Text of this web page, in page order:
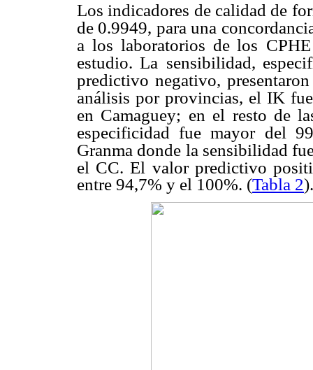
Los indicadores de calidad de
de 0.9949, para una
a los laboratorios de los
estudio. La sensibilidad,
predictivo negativo,
análisis por provincias, el IK
en Camaguey; en el resto de
especificidad fue mayor del
Granma donde la sensibilidad
el CC. El valor predictivo
entre 94,7% y el 100%. (Tabla 2).